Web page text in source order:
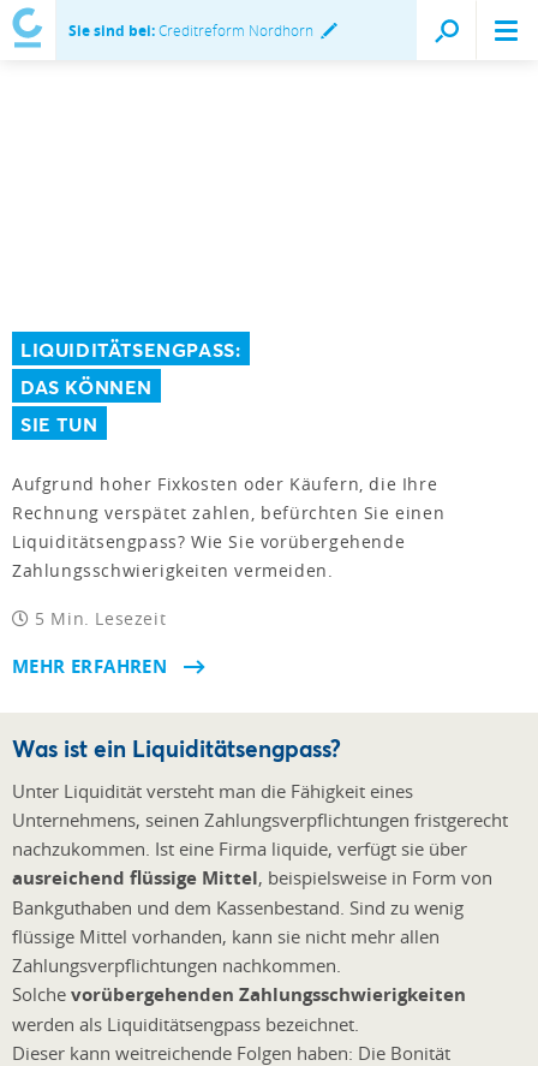
Sie sind bei:Creditreform Nordhorn
LIQUIDITÄTSENGPASS:
DAS KÖNNEN
SIE TUN
Aufgrund hoher Fixkosten oder Käufern, die Ihre
Rechnung verspätet zahlen, befürchten Sie einen
Liquiditätsengpass? Wie Sie vorübergehende
Zahlungsschwierigkeiten vermeiden.
5 Min. Lesezeit
MEHR ERFAHREN
Was ist ein Liquiditätsengpass?
Unter Liquidität versteht man die Fähigkeit eines
Unternehmens, seinen Zahlungsverpflichtungen fristgerecht
nachzukommen. Ist eine Firma liquide, verfügt sie über
ausreichend flüssige Mittel, beispielsweise in Form von
Bankguthaben und dem Kassenbestand. Sind zu wenig
flüssige Mittel vorhanden, kann sie nicht mehr allen
Zahlungsverpflichtungen nachkommen.
Solche vorübergehenden Zahlungsschwierigkeiten
werden als Liquiditätsengpass bezeichnet.
Dieser kann weitreichende Folgen haben: Die Bonität